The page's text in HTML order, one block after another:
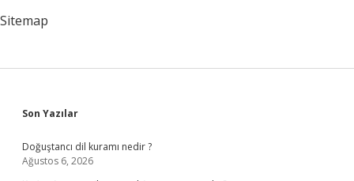
Sitemap
Sidebar
Son Yazılar
Doğuştancı dil kuramı nedir ?
Ağustos 6, 2026